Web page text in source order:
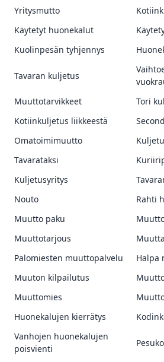
Yritysmutto
Käytetyt huonekalut
Kuolinpesän tyhjennys
Tavaran kuljetus
Muuttotarvikkeet
Tori
Kotiinkuljetus liikkeestä
Omatoimimuutto
Tavarataksi
Kuljetusyritys
Nouto
Rahti
Muutto paku
Muuttotarjous
Palomiesten muuttopalvelu
Halpa
Muuton kilpailutus
Muuttomies
Huonekalujen kierrätys
Vanhojen huonekalujen
poisvienti